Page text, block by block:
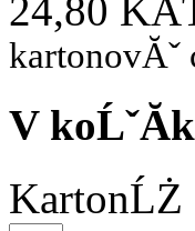
24,80
kartonovĂˇ
V
KartonĹŻ